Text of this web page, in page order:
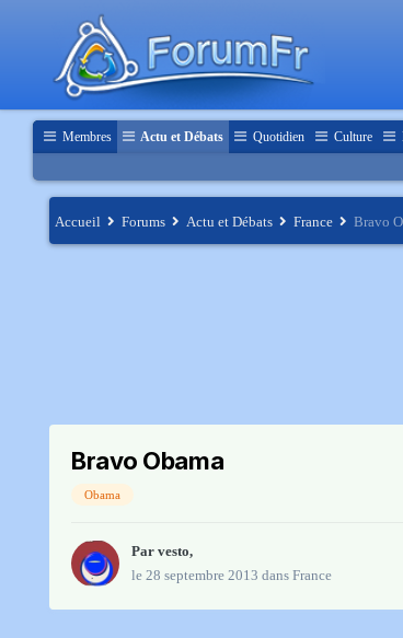
Membres Actu et Débats Quotidien Culture
Accueil Forums Actu et Débats France Bravo
Bravo Obama
Obama
Par vesto,
le 28 septembre 2013 dans France